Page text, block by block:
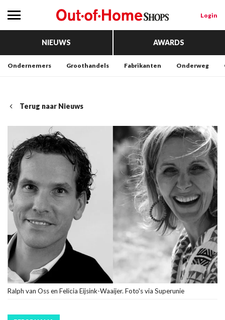
Login
NIEUWS AWARDS
Ondernemers Groothandels Fabrikanten Onderweg
Terug naar Nieuws
Ralph van Oss en Felicia Eijsink-Waaijer. Foto's via Superunie